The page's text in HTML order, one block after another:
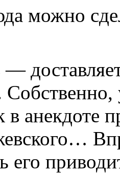
можно
в анекдоте
его